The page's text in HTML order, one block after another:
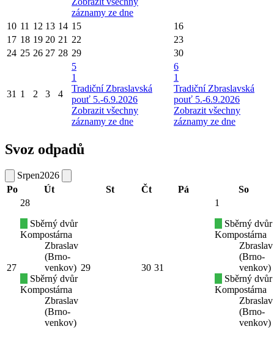
záznamy ze dne
10 11 12 13 14 15
16
17 18 19 20 21 22
23
24 25 26 27 28 29 30
31 1 2 3 4
5
1
Tradiční Zbraslavská
pouť 5.-6.9.2026
Zobrazit všechny
záznamy ze dne
6
1
Tradiční Zbraslavská
pouť 5.-6.9.2026
Zobrazit všechny
záznamy ze dne
Svoz odpadů
Srpen2026
Po
Út St Čt Pá So
27
28
Sběrný dvůr
Kompostárna
Zbraslav
(Brno-
venkov)
Sběrný dvůr
Kompostárna
Zbraslav
(Brno-
venkov)
29 30 31
1
Sběrný dvůr
Kompostárna
Zbraslav
(Brno-
venkov)
Sběrný dvůr
Kompostárna
Zbraslav
(Brno-
venkov)